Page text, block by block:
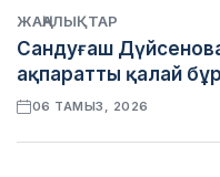
ЖАҢАЛЫҚТАР
Сандуғаш
ақпаратты қалай
06 ТАМЫЗ, 2026